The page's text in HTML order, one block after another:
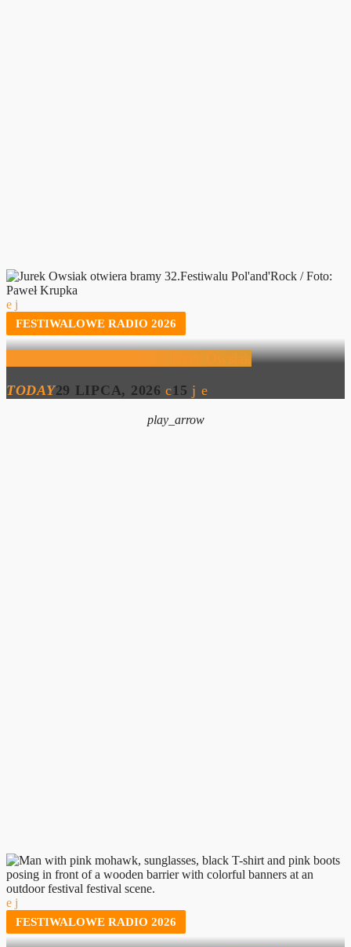
FESTIWALOWE RADIO 2026
Festiwalowe Radio 2026 – Jerzy Owsiak
TODAY29 LIPCA, 2026 15
play_arrow
FESTIWALOWE RADIO 2026